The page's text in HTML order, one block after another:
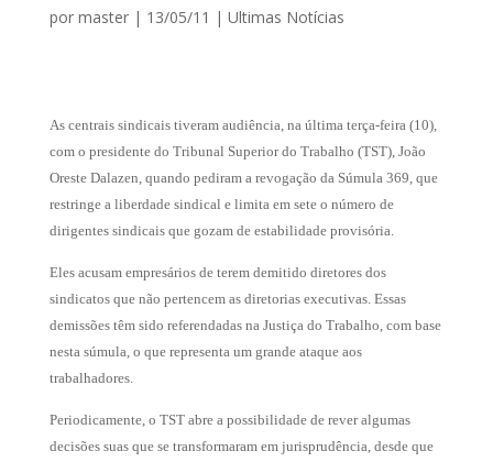
por master| 13/05/11 | Ultimas Notícias
As centrais sindicais tiveram audiência, na última terça-feira (10),
com o presidente do Tribunal Superior do Trabalho (TST), João
Oreste Dalazen, quando pediram a revogação da Súmula 369, que
restringe a liberdade sindical e limita em sete o número de
dirigentes sindicais que gozam de estabilidade provisória.
Eles acusam empresários de terem demitido diretores dos
sindicatos que não pertencem as diretorias executivas. Essas
demissões têm sido referendadas na Justiça do Trabalho, com base
nesta súmula, o que representa um grande ataque aos
trabalhadores.
Periodicamente, o TST abre a possibilidade de rever algumas
decisões suas que se transformaram em jurisprudência, desde que